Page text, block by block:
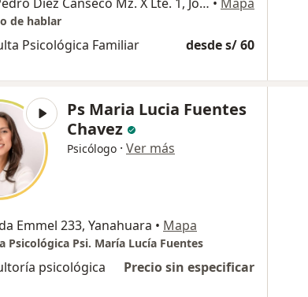
de hablar
Psicológica Familiar desde s/ 60
Ps Maria Lucia Fuentes
Chavez
Psicólogo · Ver más
Emmel 233, Yanahuara • Mapa
Psicológica Psi. María Lucía Fuentes
psicológica Precio sin especificar